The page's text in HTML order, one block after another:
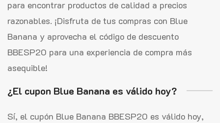
para encontrar productos de calidad a precios
razonables. ¡Disfruta de tus compras con Blue
Banana y aprovecha el código de descuento
BBESP20 para una experiencia de compra más
asequible!
¿El cupon Blue Banana es válido hoy?
Sí, el cupón Blue Banana BBESP20 es válido hoy,